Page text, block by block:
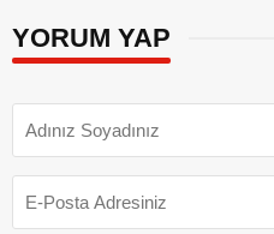
YORUM YAP